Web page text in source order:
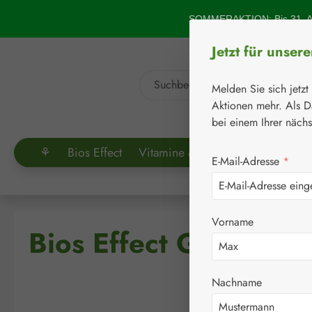
SOMMERAKTION: Bis 31.
⚘ Bios Effect Vitamine & Co. Aminosäuren
Bios Effect Gelenk
Jetzt für
Melden Sie sich jetzt
Aktionen mehr. Als
bei einem Ihrer
E-Mail-Adresse *
Vorname
Nachname